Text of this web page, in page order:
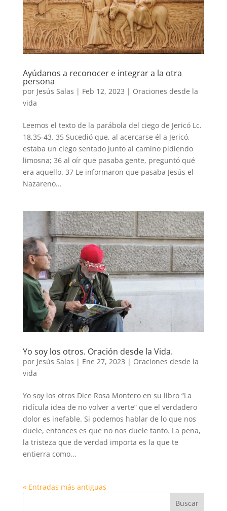
Ayúdanos a reconocer e integrar a la otra
persona
por Jesús Salas | Feb 12, 2023 | Oraciones desde la
vida
Leemos el texto de la parábola del ciego de Jericó Lc.
18,35-43. 35 Sucedió que, al acercarse él a Jericó,
estaba un ciego sentado junto al camino pidiendo
limosna; 36 al oír que pasaba gente, preguntó qué
era aquello. 37 Le informaron que pasaba Jesús el
Nazareno...
Yo soy los otros. Oración desde la Vida.
por Jesús Salas | Ene 27, 2023 | Oraciones desde la
vida
Yo soy los otros Dice Rosa Montero en su libro “La
ridícula idea de no volver a verte” que el verdadero
dolor es inefable. Si podemos hablar de lo que nos
duele, entonces es que no nos duele tanto. La pena,
la tristeza que de verdad importa es la que te
entierra como...
« Entradas más antiguas